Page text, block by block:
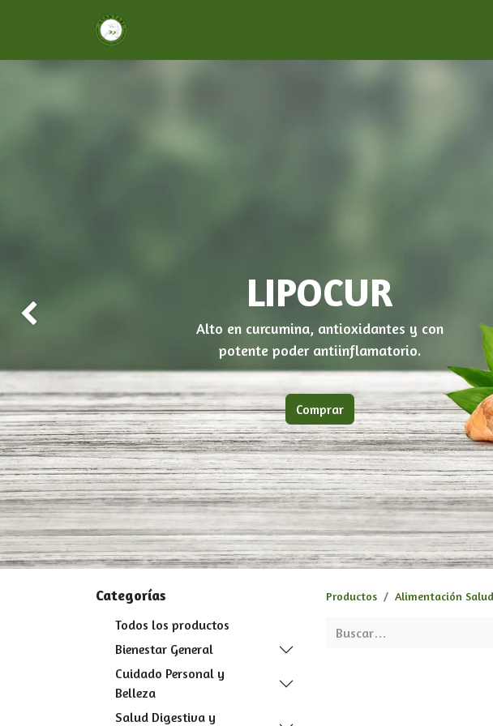
Comprar
LIPOCUR
Alto en curcumina, antioxidantes y con
potente poder antiinflamatorio.
Anterior
Categorías
Todos los productos
Bienestar General
Cuidado Personal y
Belleza
Salud Digestiva y
Productos Alimentación